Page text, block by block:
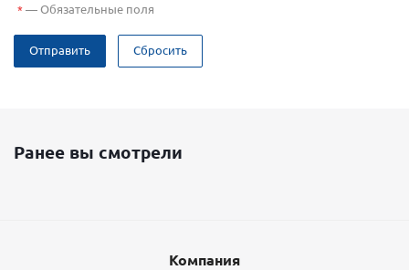
*—Обязательные поля
Отправить Сбросить
Ранее вы смотрели
Компания